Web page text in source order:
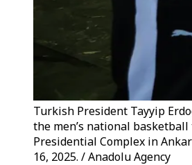
Turkish President Tayyip
the men’s national
Presidential Complex in
16, 2025. / Anadolu Agency